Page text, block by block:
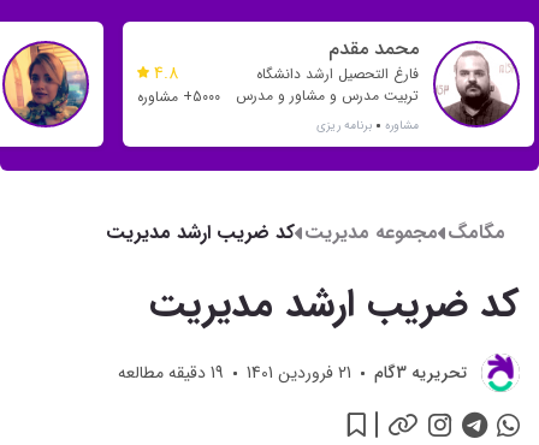
محمد مقدم
فارغ التحصیل ارشد دانشگاه
تربیت مدرس و مشاور و مدرس
بیش از 20 رتبه تک رقمی و بیش
مشاوره برنامه ریزی
4.8
5000+ مشاوره
مگامگ مجموعه مدیریت کد ضریب ارشد مدیریت
کد ضریب ارشد مدیریت
تحريريه 3گام 21 فروردین 1401 19دقیقه مطالعه